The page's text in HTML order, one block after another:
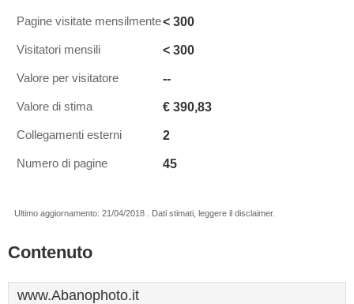
Pagine visitate mensilmente< 300
Visitatori mensili < 300
Valore per visitatore --
Valore di stima € 390,83
Collegamenti esterni 2
Numero di pagine 45
Ultimo aggiornamento: 21/04/2018 . Dati stimati, leggere il disclaimer.
Contenuto
www.Abanophoto.it